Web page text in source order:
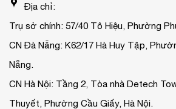
Địa chỉ:
Trụ sở chính: 57/40 Tô Hiệu, Phường
CN Đà Nẵng: K62/17 Hà Huy Tập,
Nẵng.
CN Hà Nội: Tầng 2, Tòa nhà Detech
Thuyết, Phường Cầu Giấy, Hà Nội.